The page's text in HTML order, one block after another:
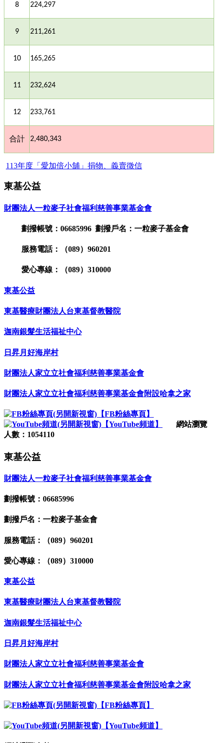
8 224,297
9 211,261
10 165,265
11 232,624
12 233,761
合計 2,480,343
113年度「愛加倍小舖」捐物、義賣徵信
東基公益
財團法人一粒麥子社會福利慈善事業基金會
劃撥帳號：06685996 劃撥戶名：一粒麥子基金會
服務電話：（089）960201
愛心專線：（089）310000
東基公益
東基醫療財團法人台東基督教醫院
迦南銀髮生活福祉中心
日昇月好海岸村
財團法人家立立社會福利慈善事業基金會
財團法人家立立社會福利慈善事業基金會附設哈拿之家
【FB粉絲專頁】
【YouTube頻道】
網站瀏覽
人數：1054110
東基公益
財團法人一粒麥子社會福利慈善事業基金會
劃撥帳號：06685996
劃撥戶名：一粒麥子基金會
服務電話：（089）960201
愛心專線：（089）310000
東基公益
東基醫療財團法人台東基督教醫院
迦南銀髮生活福祉中心
日昇月好海岸村
財團法人家立立社會福利慈善事業基金會
財團法人家立立社會福利慈善事業基金會附設哈拿之家
【FB粉絲專頁】
【YouTube頻道】